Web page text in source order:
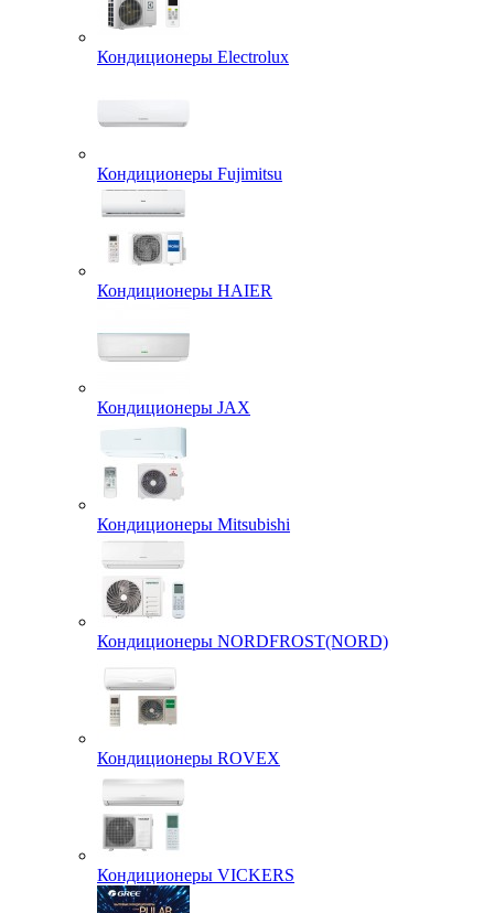
Кондиционеры Electrolux
Кондиционеры Fujimitsu
Кондиционеры HAIER
Кондиционеры JAX
Кондиционеры Mitsubishi
Кондиционеры NORDFROST(NORD)
Кондиционеры ROVEX
Кондиционеры VICKERS